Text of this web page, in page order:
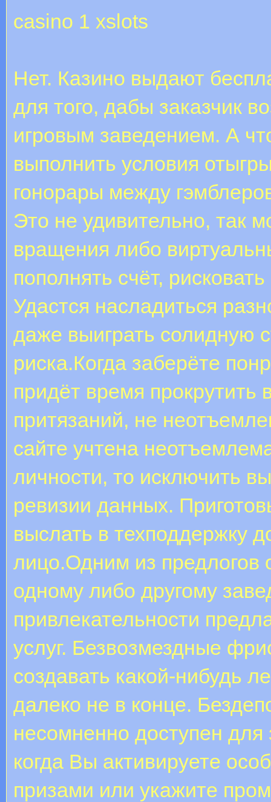
casino 1 xslots
Нет. Казино выдают
для того, дабы заказчик
игровым заведением. А
выполнить условия
гонорары между
Это не удивительно, так
вращения либо
пополнять счёт,
Удастся насладиться
даже выиграть солидную
риска.Когда заберёте
придёт время
притязаний, не
сайте учтена
личности, то исключить
ревизии данных.
выслать в техподдержку
лицо.Одним из предлогов
одному либо другому
привлекательности
услуг. Безвозмездные
создавать какой-нибудь
далеко не в конце.
несомненно доступен
когда Вы активируете
призами или укажите